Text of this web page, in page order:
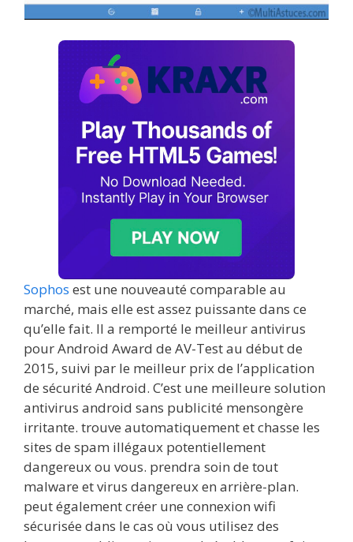
Sophos est une nouveauté comparable au
marché, mais elle est assez puissante dans ce
qu’elle fait. Il a remporté le meilleur antivirus
pour Android Award de AV-Test au début de
2015, suivi par le meilleur prix de l’application
de sécurité Android. C’est une meilleure solution
antivirus android sans publicité mensongère
irritante. trouve automatiquement et chasse les
sites de spam illégaux potentiellement
dangereux ou vous. prendra soin de tout
malware et virus dangereux en arrière-plan.
peut également créer une connexion wifi
sécurisée dans le cas où vous utilisez des